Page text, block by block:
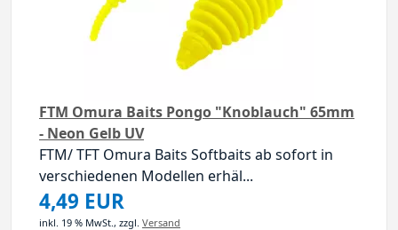
FTM Omura Baits Pongo "Knoblauch" 65mm
- Neon Gelb UV
FTM/ TFT Omura Baits Softbaits ab sofort in
verschiedenen Modellen erhäl...
4,49 EUR
inkl. 19 % MwSt., zzgl. Versand